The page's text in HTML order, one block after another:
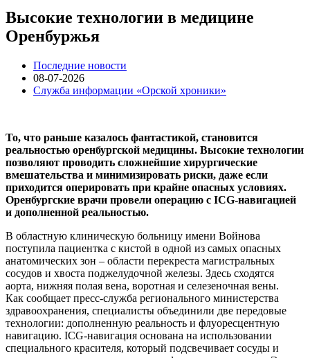
Высокие технологии в медицине
Оренбуржья
Последние новости
08-07-2026
Служба информации «Орской хроники»
То, что раньше казалось фантастикой, становится
реальностью оренбургской медицины. Высокие технологии
позволяют проводить сложнейшие хирургические
вмешательства и минимизировать риски, даже если
приходится оперировать при крайне опасных условиях.
Оренбургские врачи провели операцию с ICG-навигацией
и дополненной реальностью.
В областную клиническую больницу имени Войнова
поступила пациентка с кистой в одной из самых опасных
анатомических зон – области перекреста магистральных
сосудов и хвоста поджелудочной железы. Здесь сходятся
аорта, нижняя полая вена, воротная и селезеночная вены.
Как сообщает пресс-служба регионального министерства
здравоохранения, специалисты объединили две передовые
технологии: дополненную реальность и флуоресцентную
навигацию. ICG-навигация основана на использовании
специального красителя, который подсвечивает сосуды и